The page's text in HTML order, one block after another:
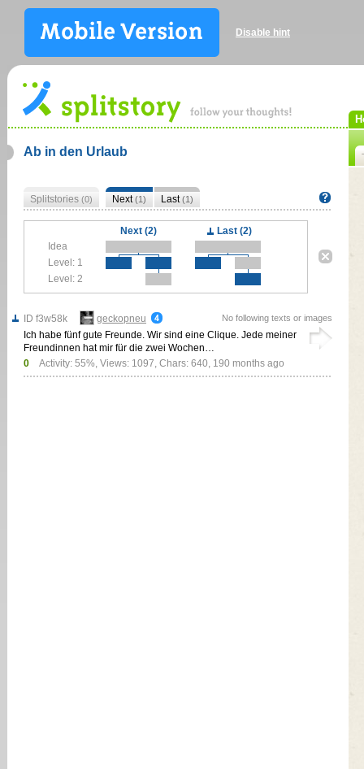
Disable hint
Ab in den Urlaub
Splitstories (0) Next(1) Last(1)
Next (2)
Last (2)
Idea
Level: 1
Level: 2
ID f3w58k
geckopneu
Ich habe fünf gute Freunde. Wir sind eine Clique. Jede meiner
Freundinnen hat mir für die zwei Wochen…
0
Activity: 55%, Views: 1097, Chars: 640, 190 months ago
No following texts or images